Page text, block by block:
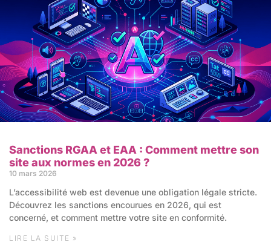
Sanctions RGAA et EAA : Comment mettre son
site aux normes en 2026 ?
10 mars 2026
L’accessibilité web est devenue une obligation légale stricte.
Découvrez les sanctions encourues en 2026, qui est
concerné, et comment mettre votre site en conformité.
LIRE LA SUITE »